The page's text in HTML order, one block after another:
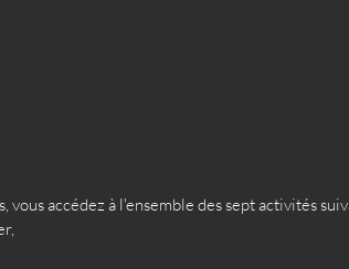
vous accédez à l'ensemble des sept activités